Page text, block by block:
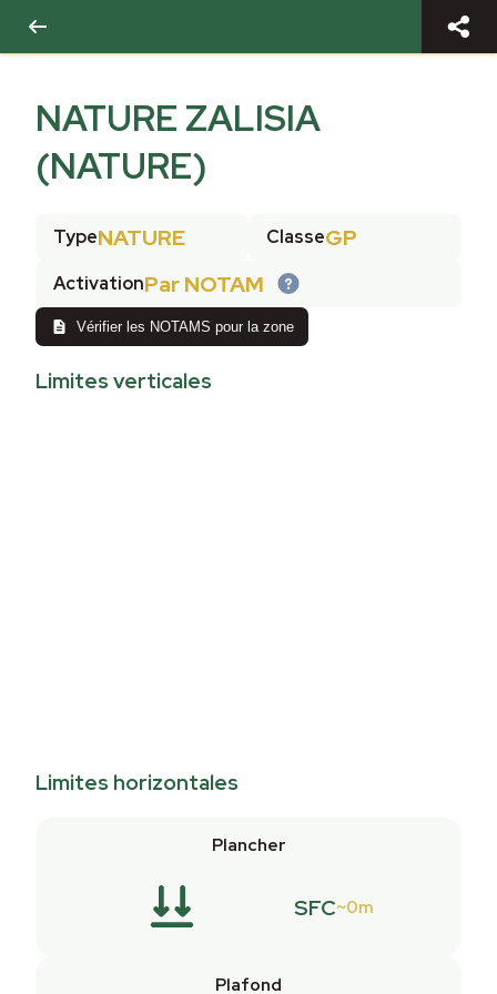
NATURE ZALISIA
(NATURE)
TypeNATURE ClasseGP
ActivationPar NOTAM
Vérifier les NOTAMS pour la zone
Limites verticales
Limites horizontales
Plancher
SFC 0m
Plafond